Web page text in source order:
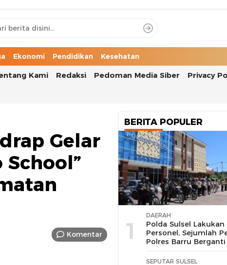
Ekonomi Pendidikan Kesehatan
Kami Redaksi Pedoman Media Siber Privacy
Gelar
School”
Komentar
BERITA POPULER
1
DAERAH
Polda Sulsel
Personel, Sejumlah
Polres Barru Berganti
SEPUTAR SULSEL